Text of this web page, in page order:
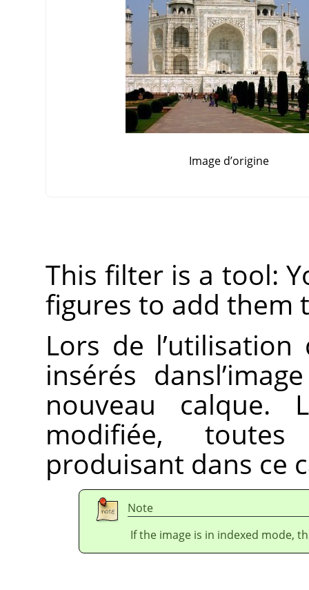
Image d’origine
This filter is a tool:
figures to add them
Lors de
insérés
nouveau calque.
modifiée,
produisant dans ce
Note
If the image is in indexed mode,